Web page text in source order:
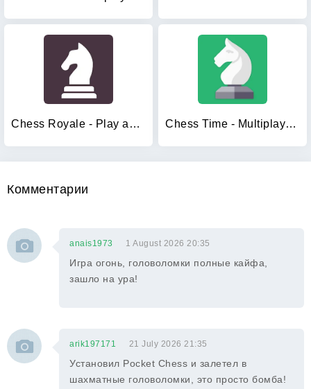
Chess Royale - Play and Learn Chess Time - Multiplayer Chess
Комментарии
anais1973 1 August 2026 20:35
Игра огонь, головоломки полные кайфа,
зашло на ура!
arik197171 21 July 2026 21:35
Установил Pocket Chess и залетел в
шахматные головоломки, это просто бомба!